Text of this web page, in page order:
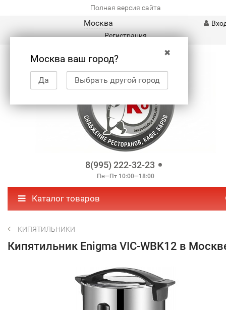
Полная версия сайта
Москва
✖
Москва ваш город?
Да Выбрать другой город
Регистрация
8(995) 222-32-23
Пн—Пт 10:00—18:00
Каталог товаров
КИПЯТИЛЬНИКИ
Кипятильник Enigma VIC-WBK12 в